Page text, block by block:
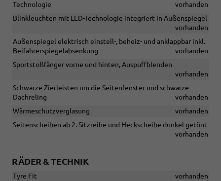
Technologie
vorhanden
Blinkleuchten mit LED-Technologie integriert in Außenspiegel
vorhanden
Außenspiegel elektrisch einstell-, beheiz- und anklappbar inkl.
Beifahrerspiegelabsenkung
vorhanden
Sportstoßfänger vorne und hinten, Auspuffblenden
vorhanden
Schwarze Zierleisten um die Seitenfenster und schwarze
Dachreling
vorhanden
Wärmeschutzverglasung
vorhanden
Seitenscheiben ab 2. Sitzreihe und Heckscheibe dunkel getönt
vorhanden
RÄDER & TECHNIK
Tyre Fit
vorhanden